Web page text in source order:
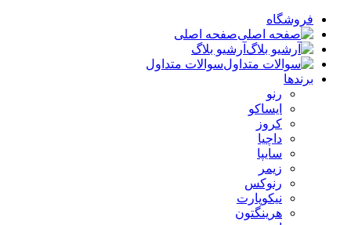
فروشگاه
صفحه اصلی
آرشیو بلاگ
سوالات متداول
برندها
رنو
ایساکو
کروز
داچیا
سایپا
زیمر
رنوکس
نیکوپارت
هرینگتون